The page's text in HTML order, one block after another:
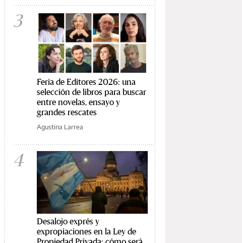
3
Feria de Editores 2026: una
selección de libros para buscar
entre novelas, ensayo y
grandes rescates
Agustina Larrea
4
Desalojo exprés y
expropiaciones en la Ley de